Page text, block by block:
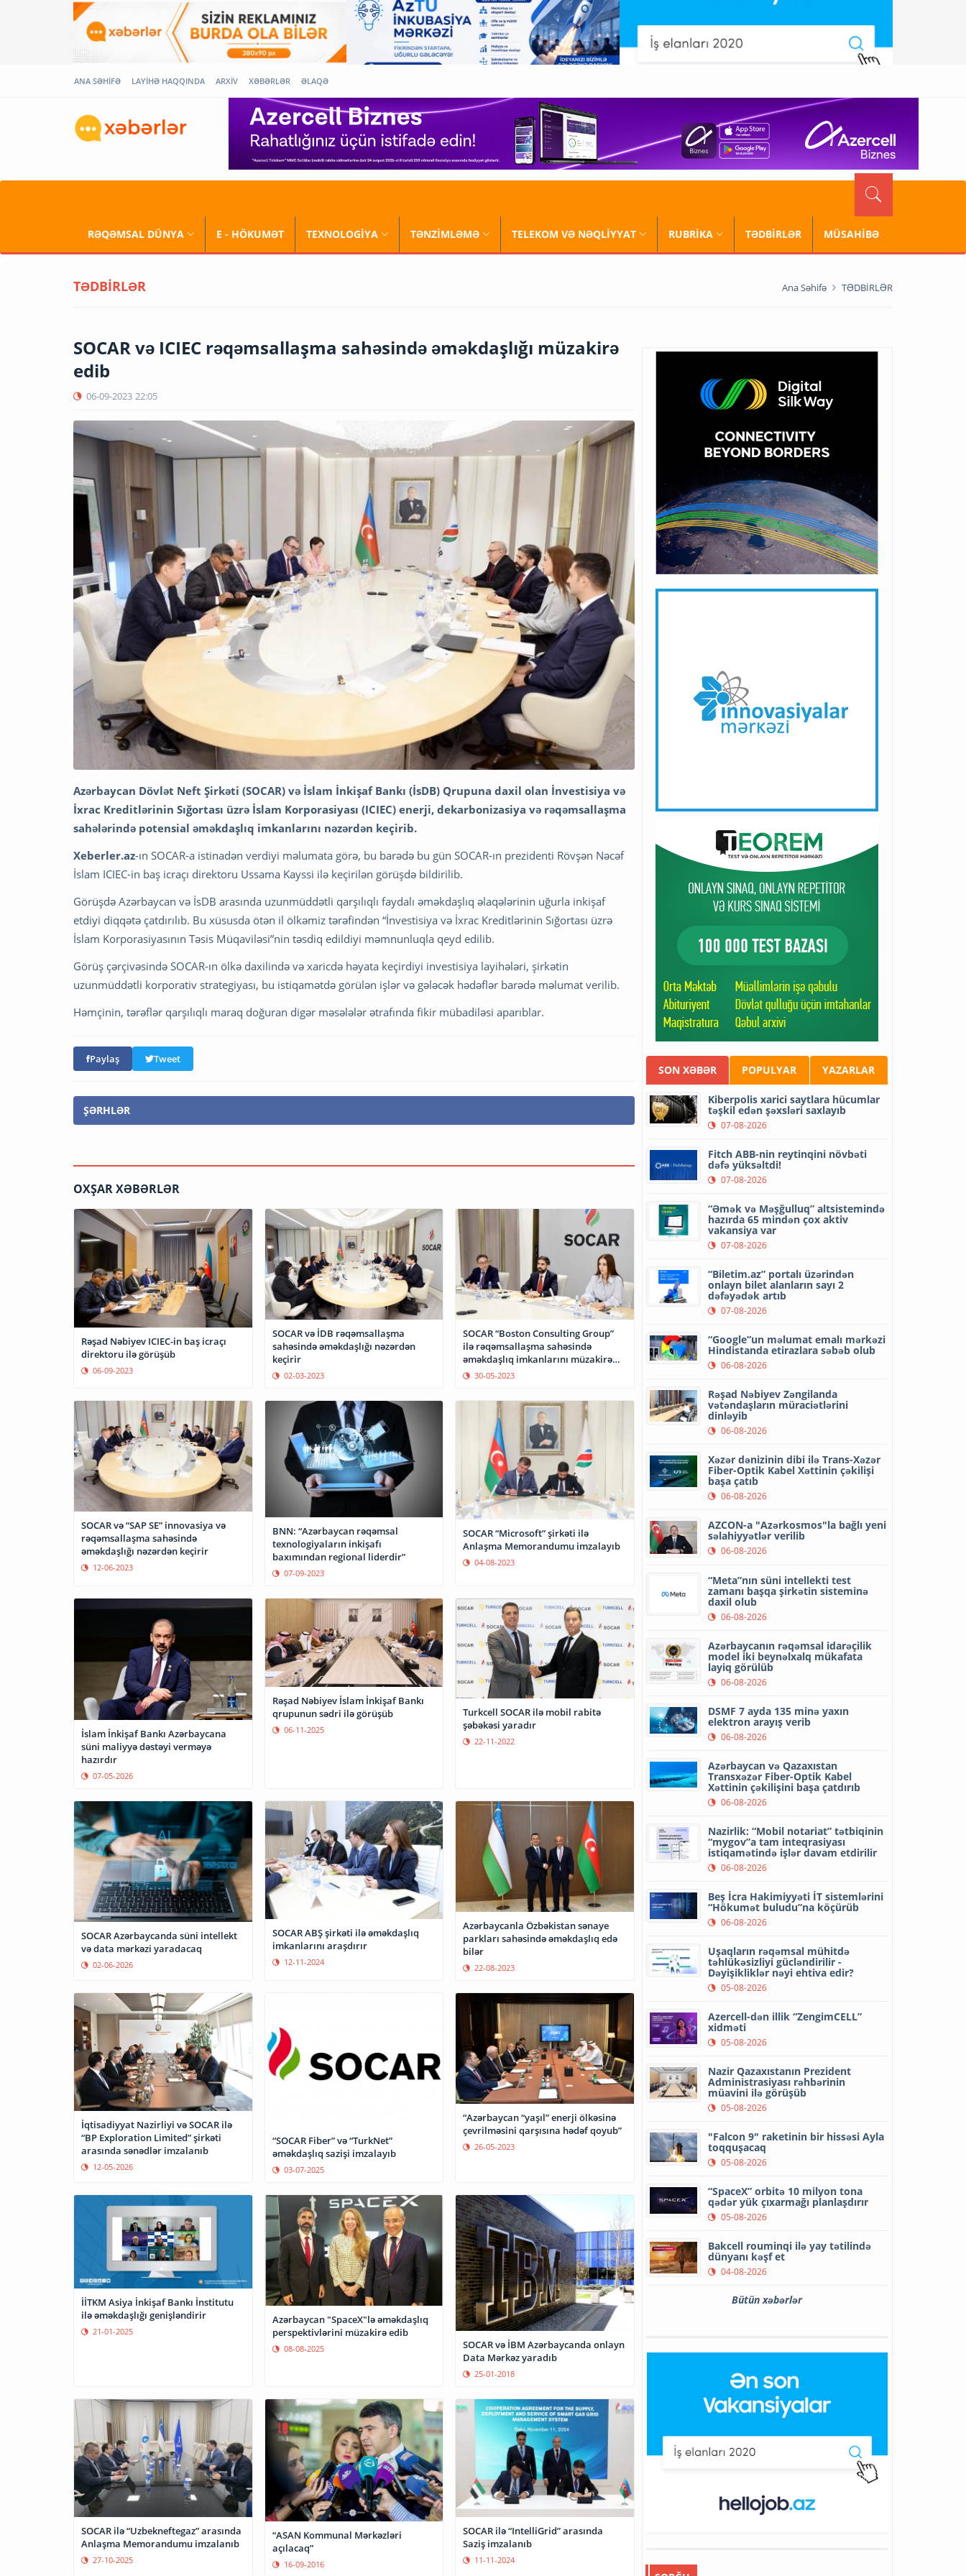
ANA SƏHİFƏ LAYİHƏ HAQQINDA ARXİV XƏBƏRLƏR ƏLAQƏ
RƏQƏMSAL DÜNYA E - HÖKUMƏT TEXNOLOGİYA TƏNZİMLƏMƏ TELEKOM VƏ NƏQLİYYAT RUBRİKA TƏDBİRLƏR MÜSAHİBƏ
TƏDBİRLƏR Ana Səhifə TƏDBİRLƏR
SOCAR və ICIEC rəqəmsallaşma sahəsində əməkdaşlığı müzakirə
edib
06-09-2023 22:05
Azərbaycan Dövlət Neft Şirkəti (SOCAR) və İslam İnkişaf Bankı (İsDB) Qrupuna daxil olan İnvestisiya və
İxrac Kreditlərinin Sığortası üzrə İslam Korporasiyası (ICIEC) enerji, dekarbonizasiya və rəqəmsallaşma
sahələrində potensial əməkdaşlıq imkanlarını nəzərdən keçirib.
Xeberler.az-ın SOCAR-a istinadən verdiyi məlumata görə, bu barədə bu gün SOCAR-ın prezidenti Rövşən Nəcəf
İslam ICIEC-in baş icraçı direktoru Ussama Kayssi ilə keçirilən görüşdə bildirilib.
Görüşdə Azərbaycan və İsDB arasında uzunmüddətli qarşılıqlı faydalı əməkdaşlıq əlaqələrinin uğurla inkişaf
etdiyi diqqətə çatdırılıb. Bu xüsusda ötən il ölkəmiz tərəfindən “İnvestisiya və İxrac Kreditlərinin Sığortası üzrə
İslam Korporasiyasının Təsis Müqaviləsi”nin təsdiq edildiyi məmnunluqla qeyd edilib.
Görüş çərçivəsində SOCAR-ın ölkə daxilində və xaricdə həyata keçirdiyi investisiya layihələri, şirkətin
uzunmüddətli korporativ strategiyası, bu istiqamətdə görülən işlər və gələcək hədəflər barədə məlumat verilib.
Həmçinin, tərəflər qarşılıqlı maraq doğuran digər məsələlər ətrafında fikir mübadiləsi aparıblar.
Paylaş Tweet
ŞƏRHLƏR
OXŞAR XƏBƏRLƏR
Rəşad Nəbiyev ICIEC-in baş icraçı
direktoru ilə görüşüb
06-09-2023
SOCAR və İDB rəqəmsallaşma
sahəsində əməkdaşlığı nəzərdən
keçirir
02-03-2023
SOCAR “Boston Consulting Group”
ilə rəqəmsallaşma sahəsində
əməkdaşlıq imkanlarını müzakirə
edib30-05-2023
SOCAR və “SAP SE” innovasiya və
rəqəmsallaşma sahəsində
əməkdaşlığı nəzərdən keçirir
12-06-2023
BNN: “Azərbaycan rəqəmsal
texnologiyaların inkişafı
baxımından regional liderdir”
07-09-2023
SOCAR “Microsoft” şirkəti ilə
Anlaşma Memorandumu imzalayıb
04-08-2023
İslam İnkişaf Bankı Azərbaycana
süni maliyyə dəstəyi verməyə
hazırdır
07-05-2026
Rəşad Nəbiyev İslam İnkişaf Bankı
qrupunun sədri ilə görüşüb
06-11-2025
Turkcell SOCAR ilə mobil rabitə
şəbəkəsi yaradır
22-11-2022
SOCAR Azərbaycanda süni intellekt
və data mərkəzi yaradacaq
02-06-2026
SOCAR ABŞ şirkəti ilə əməkdaşlıq
imkanlarını araşdırır
12-11-2024
Azərbaycanla Özbəkistan sənaye
parkları sahəsində əməkdaşlıq edə
bilər
22-08-2023
İqtisadiyyat Nazirliyi və SOCAR ilə
“BP Exploration Limited” şirkəti
arasında sənədlər imzalanıb
12-05-2026
“SOCAR Fiber” və “TurkNet”
əməkdaşlıq sazişi imzalayıb
03-07-2025
“Azərbaycan “yaşıl” enerji ölkəsinə
çevrilməsini qarşısına hədəf qoyub”
26-05-2023
İİTKM Asiya İnkişaf Bankı İnstitutu
ilə əməkdaşlığı genişləndirir
21-01-2025
Azərbaycan "SpaceX"lə əməkdaşlıq
perspektivlərini müzakirə edib
08-08-2025
SOCAR və İBM Azərbaycanda onlayn
Data Mərkəz yaradıb
25-01-2018
SOCAR ilə “Uzbekneftegaz” arasında
Anlaşma Memorandumu imzalanıb
27-10-2025
“ASAN Kommunal Mərkəzləri
açılacaq”
16-09-2016
SOCAR ilə “IntelliGrid” arasında
Saziş imzalanıb
11-11-2024
SON XƏBƏR POPULYAR YAZARLAR
Kiberpolis xarici saytlara hücumlar
təşkil edən şəxsləri saxlayıb
07-08-2026
Fitch ABB-nin reytinqini növbəti
dəfə yüksəltdi!
07-08-2026
“Əmək və Məşğulluq” altsistemində
hazırda 65 mindən çox aktiv
vakansiya var
07-08-2026
“Biletim.az” portalı üzərindən
onlayn bilet alanların sayı 2
dəfəyədək artıb
07-08-2026
“Google”un məlumat emalı mərkəzi
Hindistanda etirazlara səbəb olub
06-08-2026
Rəşad Nəbiyev Zəngilanda
vətəndaşların müraciətlərini
dinləyib
06-08-2026
Xəzər dənizinin dibi ilə Trans-Xəzər
Fiber-Optik Kabel Xəttinin çəkilişi
başa çatıb
06-08-2026
AZCON-a "Azərkosmos"la bağlı yeni
səlahiyyətlər verilib
06-08-2026
“Meta”nın süni intellekti test
zamanı başqa şirkətin sisteminə
daxil olub
06-08-2026
Azərbaycanın rəqəmsal idarəçilik
model iki beynəlxalq mükafata
layiq görülüb
06-08-2026
DSMF 7 ayda 135 minə yaxın
elektron arayış verib
06-08-2026
Azərbaycan və Qazaxıstan
Transxəzər Fiber-Optik Kabel
Xəttinin çəkilişini başa çatdırıb
06-08-2026
Nazirlik: “Mobil notariat” tətbiqinin
“mygov”a tam inteqrasiyası
istiqamətində işlər davam etdirilir
06-08-2026
Beş İcra Hakimiyyəti İT sistemlərini
“Hökumət buludu”na köçürüb
06-08-2026
Uşaqların rəqəmsal mühitdə
təhlükəsizliyi gücləndirilir -
Dəyişikliklər nəyi ehtiva edir?
05-08-2026
Azercell-dən illik “ZengimCELL”
xidməti
05-08-2026
Nazir Qazaxıstanın Prezident
Administrasiyası rəhbərinin
müavini ilə görüşüb
05-08-2026
"Falcon 9" raketinin bir hissəsi Ayla
toqquşacaq
05-08-2026
“SpaceX” orbitə 10 milyon tona
qədər yük çıxarmağı planlaşdırır
05-08-2026
Bakcell rouminqi ilə yay tətilində
dünyanı kəşf et
04-08-2026
Bütün xəbərlər